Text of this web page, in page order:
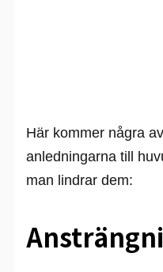
Här kommer några
anledningarna till
man lindrar dem: